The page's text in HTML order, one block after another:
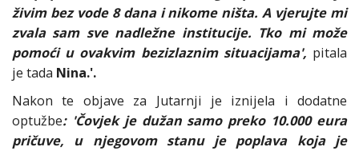
živim bez vode 8 dana i nikome ništa. A vjerujte mi
zvala sam sve nadležne institucije. Tko mi može
pomoći u ovakvim bezizlaznim situacijama', pitala
je tada Nina.'.
Nakon te objave za Jutarnji je iznijela i dodatne
optužbe: 'Čovjek je dužan samo preko 10.000 eura
pričuve, u njegovom stanu je poplava koja je